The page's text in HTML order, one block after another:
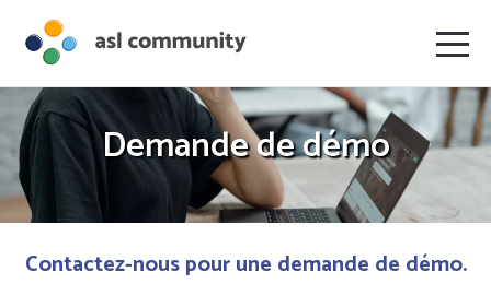
Demande de démo
Contactez-nous pour une demande de démo.